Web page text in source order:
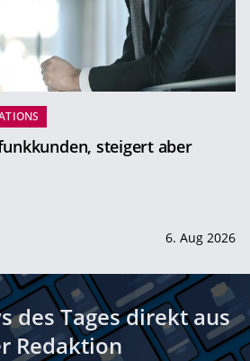
steigert aber
6. Aug 2026
des Tages direkt aus
Redaktion